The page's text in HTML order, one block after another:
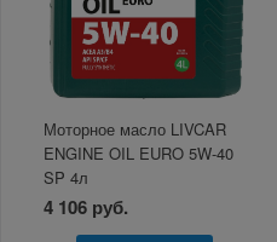
Моторное масло LIVCAR
ENGINE OIL EURO 5W-40
SP 4л
4 106 руб.